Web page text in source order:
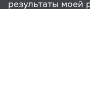
результаты моей